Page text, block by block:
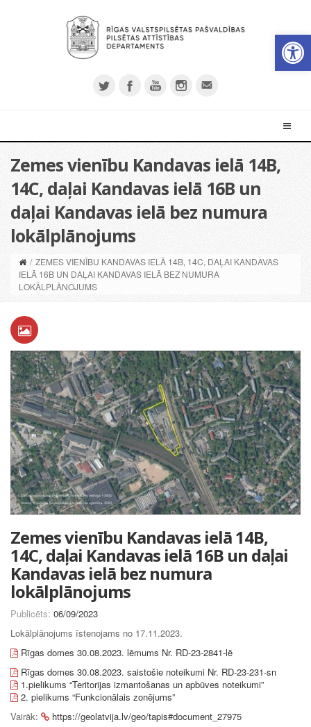
Zemes vienību Kandavas ielā 14B,
14C, daļai Kandavas ielā 16B un
daļai Kandavas ielā bez numura
lokālplānojums
/ ZEMES VIENĪBU KANDAVAS IELĀ 14B, 14C, DAĻAI KANDAVAS
IELĀ 16B UN DAĻAI KANDAVAS IELĀ BEZ NUMURA
LOKĀLPLĀNOJUMS
Zemes vienību Kandavas ielā 14B,
14C, daļai Kandavas ielā 16B un daļai
Kandavas ielā bez numura
lokālplānojums
Publicēts: 06/09/2023
Lokālplānojums īstenojams no 17.11.2023.
Rīgas domes 30.08.2023. lēmums Nr. RD-23-2841-lē
Rīgas domes 30.08.2023. saistošie noteikumi Nr. RD-23-231-sn
1.pielikums “Teritorijas izmantošanas un apbūves noteikumi”
2. pielikums “Funkcionālais zonējums”
Vairāk:
https://geolatvija.lv/geo/tapis#document_27975